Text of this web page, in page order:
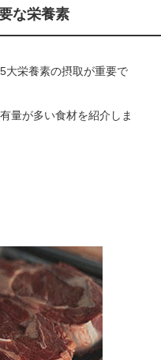
な栄養素
大栄養素の摂取が重要で
量が多い食材を紹介しま